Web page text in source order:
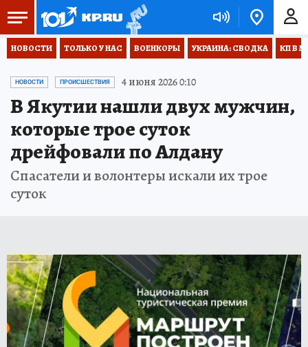
НОВОСТИ ТОЛЬКО У НАС ВОЕНКОРЫ УКРАИНА: СВОДКА КП В
НОВОСТИ ПРОИСШЕСТВИЯ 4 июня 2026 0:10
В Якутии нашли двух мужчин,
которые трое суток
дрейфовали по Алдану
Спасатели и волонтеры искали их трое
суток